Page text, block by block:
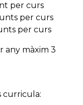
per curs
per curs
per curs
any màxim 3
curricula: